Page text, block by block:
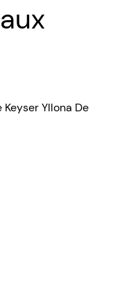
aux
Yllona De